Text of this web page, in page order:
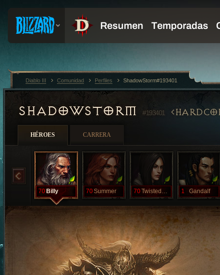
SHADOWSTORM #193401
HÉROES CARRERA
70 Billy 70Summer 70 TwistedSista 1 Gandalf
Diablo III Comunidad Perfiles ShadowStorm#193401